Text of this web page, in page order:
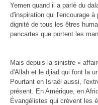
Yemen quand il a parlé du
d'inspiration qui l'encourage
dignité de tous les êtres
pancartes que portent les
Mais depuis la sinistre «
d'Allah et le djiad qui font la
Pourtant en Israël aussi,
présent. En Amérique, en
Évangélistes qui crèvent les